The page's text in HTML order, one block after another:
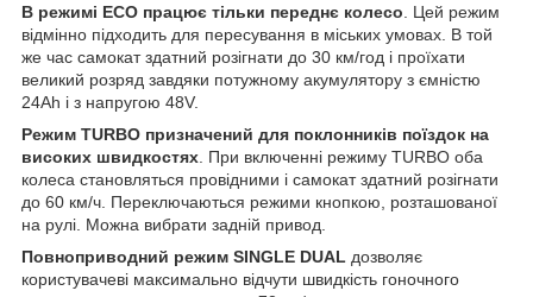
В режимі ECO працює тільки переднє колесо . Цей режим
відмінно підходить для пересування в міських умовах. В той
же час самокат здатний розігнати до 30 км/год і проїхати
великий розряд завдяки потужному акумулятору з ємністю
24Ah і з напругою 48V.
Режим TURBO призначений для поклонників поїздок на
високих швидкостях . При включенні режиму TURBO оба
колеса становляться провідними і самокат здатний розігнати
до 60 км/ч. Переключаються режими кнопкою, розташованої
на рулі. Можна вибрати задній привод.
Повноприводний режим SINGLE DUAL дозволяє
користувачеві максимально відчути швидкість гоночного